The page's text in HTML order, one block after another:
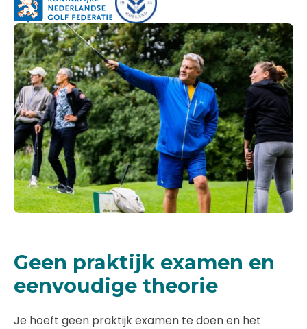
Geen praktijk examen en
eenvoudige theorie
Je hoeft geen praktijk examen te doen en het